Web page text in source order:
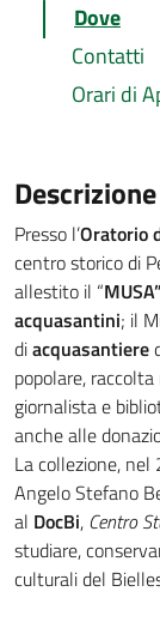
Dove
Contatti
Orari di
Descrizione
Presso l’Oratorio
centro storico di
allestito il “
acquasantini; il
diacquasantiere
popolare,
giornalista e
anche alle
La collezione,
Angelo Stefano
al DocBi, Centro
studiare,
culturali del